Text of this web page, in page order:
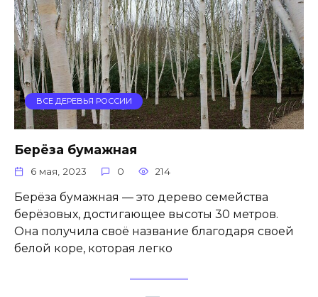
ВСЕ ДЕРЕВЬЯ РОССИИ
Берёза бумажная
6 мая, 2023 0 214
Берёза бумажная — это дерево семейства
берёзовых, достигающее высоты 30 метров.
Она получила своё название благодаря своей
белой коре, которая легко